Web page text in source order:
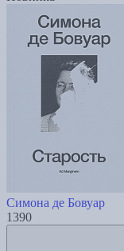
Симона де Бовуар
1390